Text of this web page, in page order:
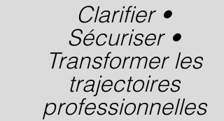
Clarifier •
Sécuriser •
Transformer les
trajectoires
professionnelles